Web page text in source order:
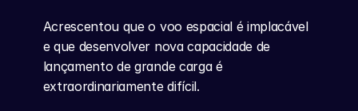
Acrescentou que o voo espacial é implacável
e que desenvolver nova capacidade de
lançamento de grande carga é
extraordinariamente difícil.